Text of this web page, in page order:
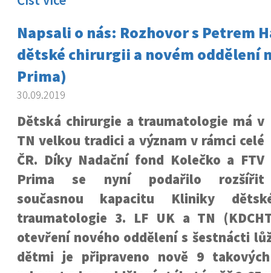
Napsali o nás: Rozhovor s Petrem
dětské chirurgii a novém oddělení
Prima)
30.09.2019
Dětská chirurgie a traumatologie má v
TN velkou tradici a význam v rámci celé
ČR. Díky Nadační fond Kolečko a FTV
Prima se nyní podařilo rozšířit
současnou kapacitu Kliniky
traumatologie 3. LF UK a TN
otevření nového oddělení s šestnácti
dětmi je připraveno nově 9